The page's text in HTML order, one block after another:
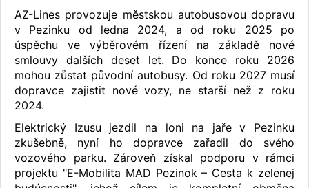
AZ-Lines provozuje městskou autobusovou dopravu
v Pezinku od ledna 2024, a od roku 2025 po
úspěchu ve výběrovém řízení na základě nové
smlouvy dalších deset let. Do konce roku 2026
mohou zůstat původní autobusy. Od roku 2027 musí
dopravce zajistit nové vozy, ne starší než z roku
2024.
Elektrický Izusu jezdil na loni na jaře v Pezinku
zkušebně, nyní ho dopravce zařadil do svého
vozového parku. Zároveň získal podporu v rámci
projektu "E-Mobilita MAD Pezinok – Cesta k zelenej